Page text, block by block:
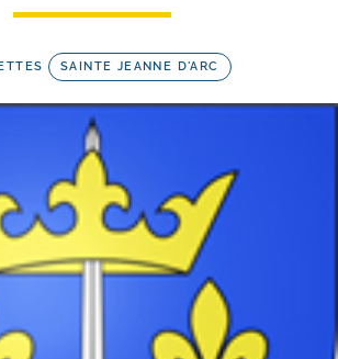
SAINTE JEANNE D'ARC